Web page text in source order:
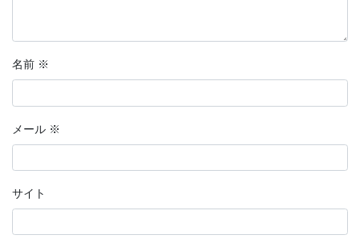
名前 ※
メール ※
サイト